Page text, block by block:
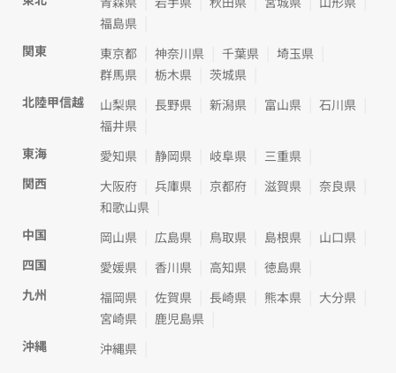
福島県
関東
東京都 神奈川県 千葉県
埼玉県
群馬県
栃木県
茨城県
北陸甲信越
山梨県 長野県 新潟県 富山県
石川県
福井県
東海
愛知県 静岡県 岐阜県
三重県
関西
大阪府 兵庫県 京都府 滋賀県
奈良県
和歌山県
中国
岡山県 広島県 鳥取県 島根県
山口県
四国
愛媛県 香川県 高知県
徳島県
九州
福岡県 佐賀県 長崎県 熊本県
大分県
宮崎県
鹿児島県
沖縄
沖縄県